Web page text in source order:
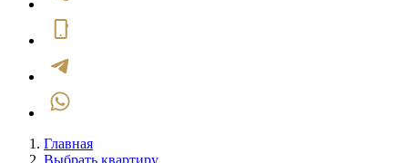
Главная
Выбрать квартиру